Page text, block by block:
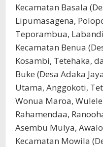
Kecamatan Basala
Lipumasagena,
Teporambua,
Kecamatan Benua
Kosambi, Tetehaka,
Buke (Desa Adaka
Utama, Anggokoti,
Wonua Maroa,
Rahamendaa,
Asembu Mulya,
Kecamatan Mowila